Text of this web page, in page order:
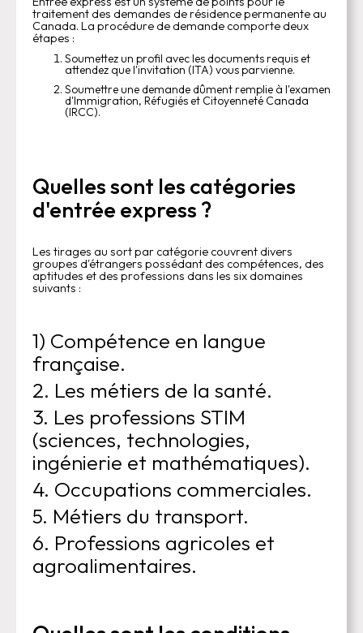
traitement des demandes de résidence permanente au
Canada. La procédure de demande comporte deux
étapes :
Soumettez un profil avec les documents requis et
attendez que l'invitation (ITA) vous parvienne.
Soumettre une demande dûment remplie à l'examen
d'Immigration, Réfugiés et Citoyenneté Canada
(IRCC).
Quelles sont les catégories
d'entrée express ?
Les tirages au sort par catégorie couvrent divers
groupes d'étrangers possédant des compétences, des
aptitudes et des professions dans les six domaines
suivants :
1) Compétence en langue
française.
2. Les métiers de la santé.
3. Les professions STIM
(sciences, technologies,
ingénierie et mathématiques).
4. Occupations commerciales.
5. Métiers du transport.
6. Professions agricoles et
agroalimentaires.